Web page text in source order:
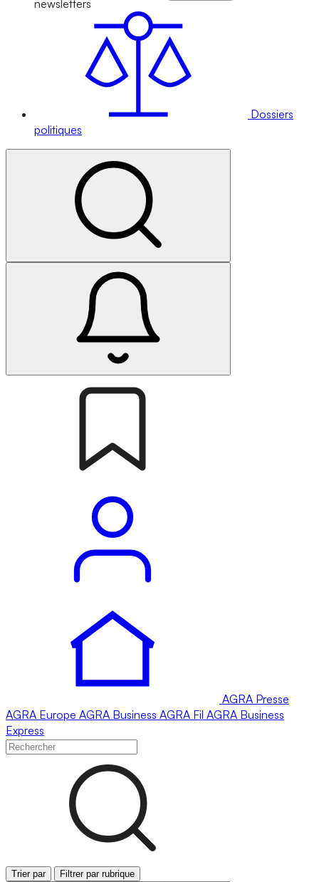
newsletters
Dossiers
politiques
AGRA Presse
AGRA Europe AGRA Business AGRA Fil AGRA Business
Express
Trier par Filtrer par rubrique